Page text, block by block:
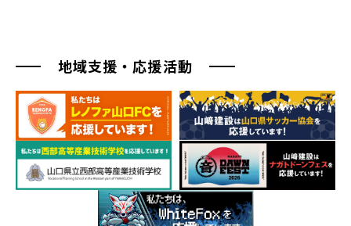
地域支援・応援活動